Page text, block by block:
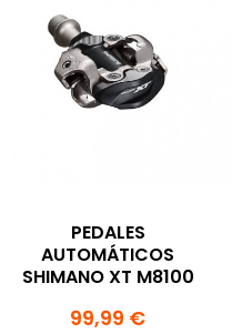
PEDALES
AUTOMÁTICOS
SHIMANO XT M8100
99,99 €